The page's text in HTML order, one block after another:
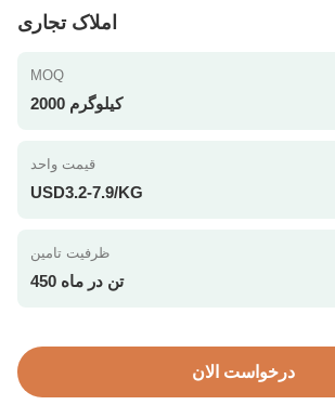
املاک تجاری
MOQ
2000 کیلوگرم
قیمت واحد
USD3.2-7.9/KG
ظرفیت تامین
450 تن در ماه
درخواست الان